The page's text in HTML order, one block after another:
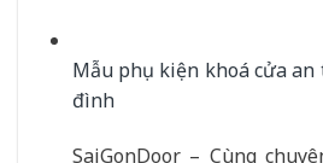
Mẫu phụ kiện khoá cửa an
đình
SaiGonDoor – Cùng